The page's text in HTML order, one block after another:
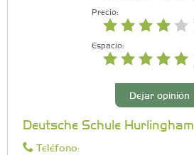
Precio:
Espacio:
Dejar opinión
Deutsche Schule Hurlingham
Teléfono: